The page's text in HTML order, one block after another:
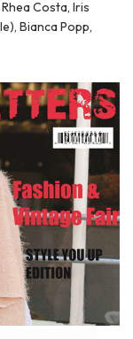
Costa, Iris
Bianca Popp,